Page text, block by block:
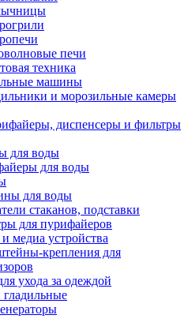
печи
техника
машины
и морозильные камеры
диспенсеры и фильтры
для воды
для воды
для воды
стаканов, подставки
для пурифайеров
медиа устройства
крепления для
ухода за одеждой
гладильные